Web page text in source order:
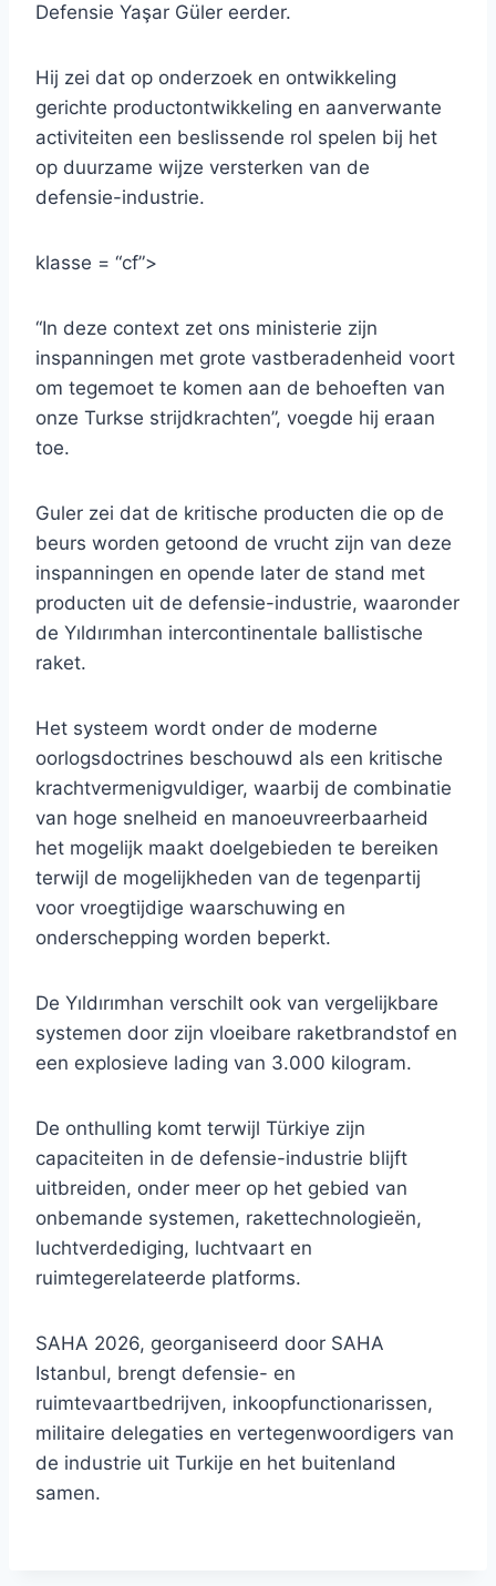
Defensie Yaşar Güler eerder.
Hij zei dat op onderzoek en ontwikkeling
gerichte productontwikkeling en aanverwante
activiteiten een beslissende rol spelen bij het
op duurzame wijze versterken van de
defensie-industrie.
klasse = “cf”>
“In deze context zet ons ministerie zijn
inspanningen met grote vastberadenheid voort
om tegemoet te komen aan de behoeften van
onze Turkse strijdkrachten”, voegde hij eraan
toe.
Guler zei dat de kritische producten die op de
beurs worden getoond de vrucht zijn van deze
inspanningen en opende later de stand met
producten uit de defensie-industrie, waaronder
de Yıldırımhan intercontinentale ballistische
raket.
Het systeem wordt onder de moderne
oorlogsdoctrines beschouwd als een kritische
krachtvermenigvuldiger, waarbij de combinatie
van hoge snelheid en manoeuvreerbaarheid
het mogelijk maakt doelgebieden te bereiken
terwijl de mogelijkheden van de tegenpartij
voor vroegtijdige waarschuwing en
onderschepping worden beperkt.
De Yıldırımhan verschilt ook van vergelijkbare
systemen door zijn vloeibare raketbrandstof en
een explosieve lading van 3.000 kilogram.
De onthulling komt terwijl Türkiye zijn
capaciteiten in de defensie-industrie blijft
uitbreiden, onder meer op het gebied van
onbemande systemen, rakettechnologieën,
luchtverdediging, luchtvaart en
ruimtegerelateerde platforms.
SAHA 2026, georganiseerd door SAHA
Istanbul, brengt defensie- en
ruimtevaartbedrijven, inkoopfunctionarissen,
militaire delegaties en vertegenwoordigers van
de industrie uit Turkije en het buitenland
samen.